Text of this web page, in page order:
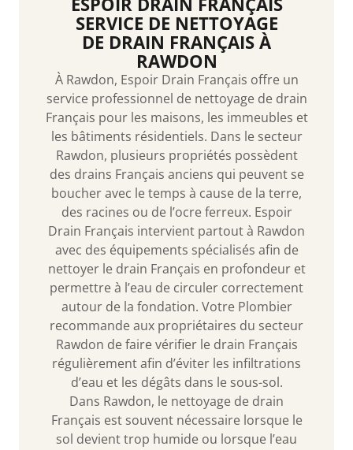
SERVICE DE NETTOYAGE
DE DRAIN FRANÇAIS À
RAWDON
À Rawdon, Espoir Drain Français offre un
service professionnel de nettoyage de drain
Français pour les maisons, les immeubles et
les bâtiments résidentiels. Dans le secteur
Rawdon, plusieurs propriétés possèdent
des drains Français anciens qui peuvent se
boucher avec le temps à cause de la terre,
des racines ou de l’ocre ferreux. Espoir
Drain Français intervient partout à Rawdon
avec des équipements spécialisés afin de
nettoyer le drain Français en profondeur et
permettre à l’eau de circuler correctement
autour de la fondation. Votre Plombier
recommande aux propriétaires du secteur
Rawdon de faire vérifier le drain Français
régulièrement afin d’éviter les infiltrations
d’eau et les dégâts dans le sous-sol.
Dans Rawdon, le nettoyage de drain
Français est souvent nécessaire lorsque le
sol devient trop humide ou lorsque l’eau